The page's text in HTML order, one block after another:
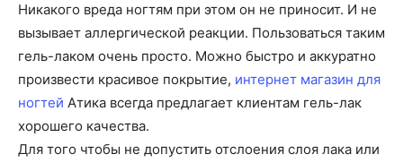
Никакого вреда ногтям при этом он не приносит. И не
вызывает аллергической реакции. Пользоваться таким
гель-лаком очень просто. Можно быстро и аккуратно
произвести красивое покрытие, интернет магазин для
ногтей Атика всегда предлагает клиентам гель-лак
хорошего качества.
Для того чтобы не допустить отслоения слоя лака или